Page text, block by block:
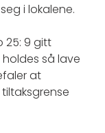
i lokalene.
25: 9 gitt
så lave
at